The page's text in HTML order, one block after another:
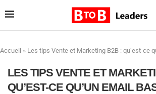
Accueil » Les tips Vente et Marketing B2B : qu’est-ce
LES TIPS VENTE ET
QU’EST-CE QU’UN EMAIL